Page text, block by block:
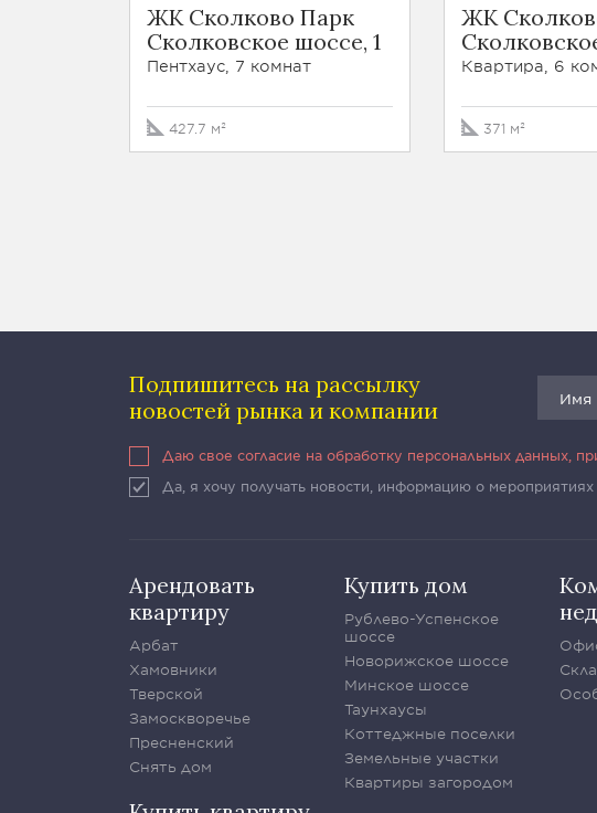
ЖК Сколково Парк
Сколковское шоссе, 1
Пентхаус, 7 комнат
427.7 м²
ЖК
Квартира, 6
371 м²
Подпишитесь на рассылку
новостей рынка и компании
Даю свое согласие на обработку персональных данных,
Да, я хочу получать новости, информацию о
Арендовать
квартиру
Арбат
Хамовники
Тверской
Замоскворечье
Пресненский
Снять дом
Купить дом
Рублево-Успенское
шоссе
Новорижское шоссе
Минское шоссе
Таунхаусы
Коттеджные поселки
Земельные участки
Квартиры загородом